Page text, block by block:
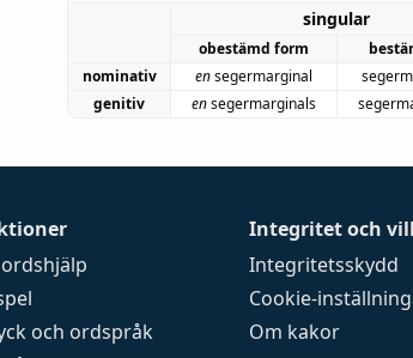
singular
obestämd form
nominativ
ensegermarginal
genitiv
ensegermarginals
och ordspråk
Integritet och
Integritetsskydd
Cookie-
Om kakor